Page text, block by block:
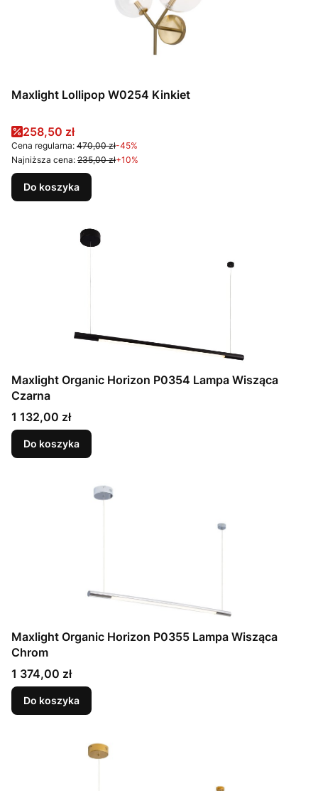
Maxlight Lollipop W0254 Kinkiet
Cena promocyjna
258,50 zł
Cena regularna: 470,00 zł-45%
Najniższa cena: 235,00 zł+10%
Do koszyka
Maxlight Organic Horizon P0354 Lampa Wisząca
Czarna
Cena
1 132,00 zł
Do koszyka
Maxlight Organic Horizon P0355 Lampa Wisząca
Chrom
Cena
1 374,00 zł
Do koszyka